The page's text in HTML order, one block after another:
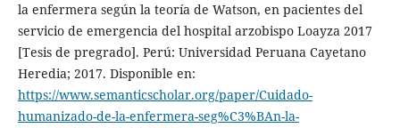
la enfermera según la teoría de Watson, en pacientes del
servicio de emergencia del hospital arzobispo Loayza 2017
[Tesis de pregrado]. Perú: Universidad Peruana Cayetano
Heredia; 2017. Disponible en:
https://www.semanticscholar.org/paper/Cuidado-
humanizado-de-la-enfermera-seg%C3%BAn-la-